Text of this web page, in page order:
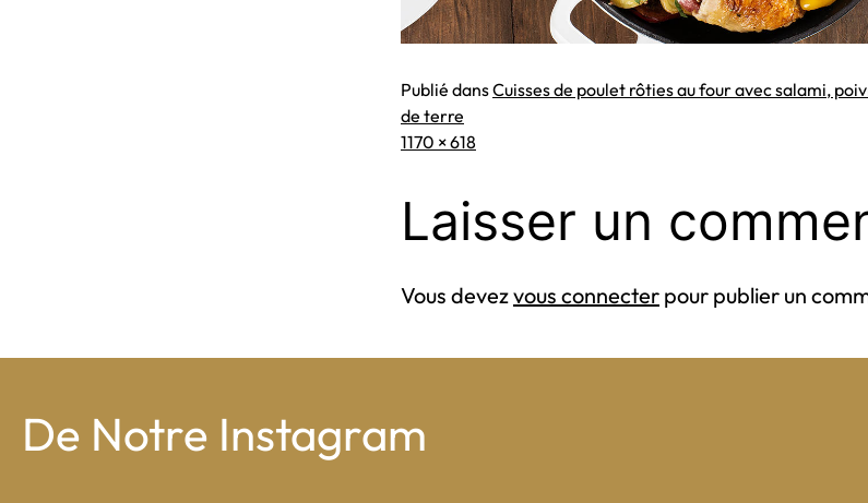
Publié dansCuisses de poulet rôties au four avec salami,
de terre
Taille
1170 × 618
Laisser un
Vous devezvous connecter pour publier un
De Notre Instagram